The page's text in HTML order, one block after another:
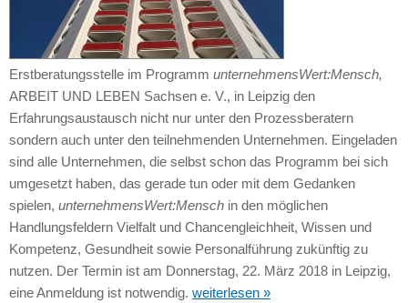
Erstberatungsstelle im Programm unternehmensWert:Mensch,
ARBEIT UND LEBEN Sachsen e. V., in Leipzig den
Erfahrungsaustausch nicht nur unter den Prozessberatern
sondern auch unter den teilnehmenden Unternehmen. Eingeladen
sind alle Unternehmen, die selbst schon das Programm bei sich
umgesetzt haben, das gerade tun oder mit dem Gedanken
spielen, unternehmensWert:Menschin den möglichen
Handlungsfeldern Vielfalt und Chancengleichheit, Wissen und
Kompetenz, Gesundheit sowie Personalführung zukünftig zu
nutzen. Der Termin ist am Donnerstag, 22. März 2018 in Leipzig,
eine Anmeldung ist notwendig. weiterlesen »